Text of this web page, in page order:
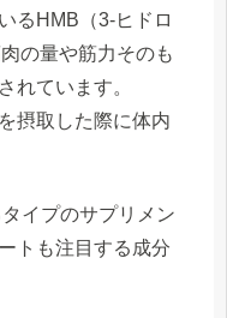
るHMB（3-ヒドロ
の量や筋力そのも
れています。
摂取した際に体内
イプのサプリメン
トも注目する成分